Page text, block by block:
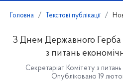
Головна Текстові публікації
З Днем Державного Герба
з питань
Секретаріат Комітету з
Опубліковано 19